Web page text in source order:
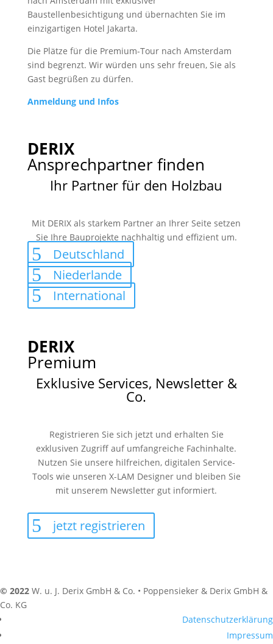
Baustellenbesichtigung und übernachten Sie im
einzigartigen Hotel Jakarta.
Die Plätze für die Premium-Tour nach Amsterdam
sind begrenzt. Wir würden uns sehr freuen, Sie als
Gast begrüßen zu dürfen.
Anmeldung und Infos
DERIX
Ansprechpartner finden
Ihr Partner für den Holzbau
Mit DERIX als starkem Partner an Ihrer Seite setzen
Sie Ihre Bauprojekte nachhaltig und effizient um.
Deutschland
Niederlande
International
DERIX
Premium
Exklusive Services, Newsletter &
Co.
Registrieren Sie sich jetzt und erhalten Sie
exklusiven Zugriff auf umfangreiche Fachinhalte.
Nutzen Sie unsere hilfreichen, digitalen Service-
Tools wie unseren X-LAM Designer und bleiben Sie
mit unserem Newsletter gut informiert.
jetzt registrieren
© 2022 W. u. J. Derix GmbH & Co. • Poppensieker & Derix GmbH &
Co. KG
Datenschutzerklärung
Impressum